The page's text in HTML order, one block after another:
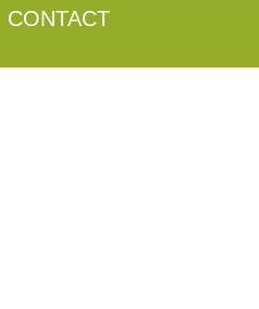
CONTACT